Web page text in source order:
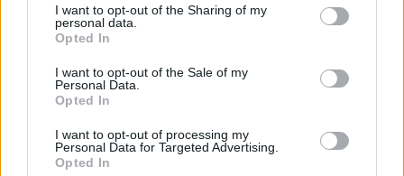
I want to opt-out of the Sharing of my
personal data.
Opted In
I want to opt-out of the Sale of my
Personal Data.
Opted In
I want to opt-out of processing my
Personal Data for Targeted Advertising.
Opted In
Il danno
varia col
numero di
usi
Punch
varia col
numero di
– 5000